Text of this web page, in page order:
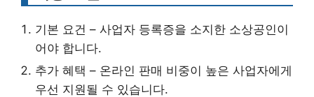
기본 요건 – 사업자 등록증을 소지한 소상공인이
어야 합니다.
추가 혜택 – 온라인 판매 비중이 높은 사업자에게
우선 지원될 수 있습니다.